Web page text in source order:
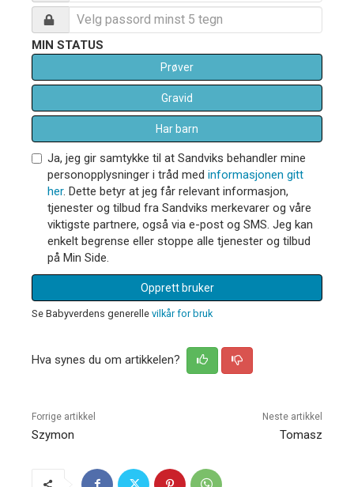
MIN STATUS
Prøver
Gravid
Har barn
Ja, jeg gir samtykke til at Sandviks behandler mine
personopplysninger i tråd med informasjonen gitt
her. Dette betyr at jeg får relevant informasjon,
tjenester og tilbud fra Sandviks merkevarer og våre
viktigste partnere, også via e-post og SMS. Jeg kan
enkelt begrense eller stoppe alle tjenester og tilbud
på Min Side.
Opprett bruker
Se Babyverdens generelle vilkår for bruk
Hva synes du om artikkelen?
Forrige artikkel
Szymon
Neste artikkel
Tomasz